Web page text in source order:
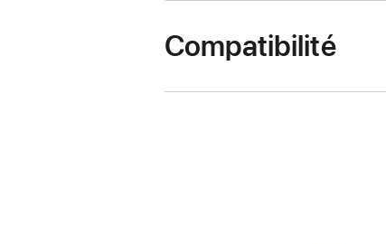
Compatibilité